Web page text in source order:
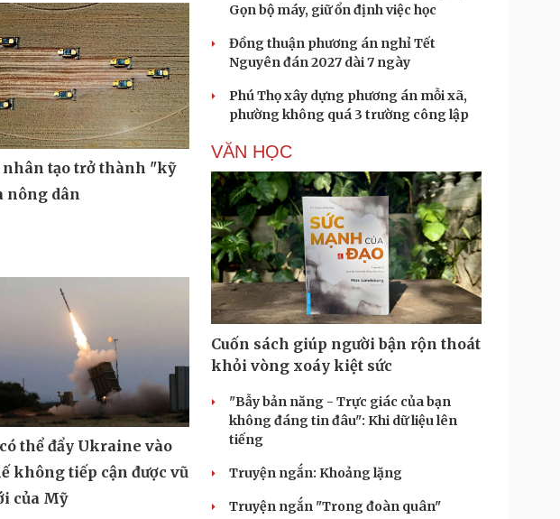
nhân tạo trở thành "kỹ
nông dân
thể đẩy Ukraine vào
không tiếp cận được vũ
của Mỹ
Gọn bộ máy, giữ ổn định việc học
Đồng thuận phương án nghỉ Tết
Nguyên đán 2027 dài 7 ngày
Phú Thọ xây dựng phương án mỗi xã,
phường không quá 3 trường công lập
VĂN HỌC
Cuốn sách giúp người bận rộn thoát
khỏi vòng xoáy kiệt sức
"Bẫy bản năng - Trực giác của bạn
không đáng tin đâu": Khi dữ liệu lên
tiếng
Truyện ngắn: Khoảng lặng
Truyện ngắn "Trong đoàn quân"